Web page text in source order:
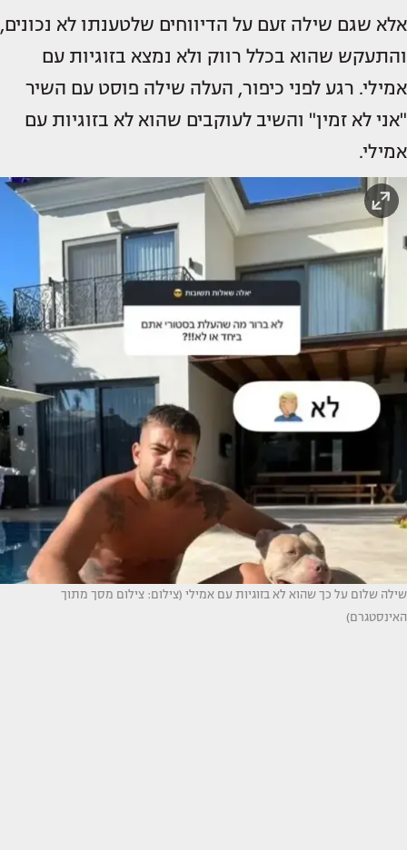
אלא שגם שילה זעם על הדיווחים שלטענתו לא נכונים,
והתעקש שהוא בכלל רווק ולא נמצא בזוגיות עם
אמילי. רגע לפני כיפור, העלה שילה פוסט עם השיר
"אני לא זמין" והשיב לעוקבים שהוא לא בזוגיות עם
אמילי.
שילה שלום על כך שהוא לא בזוגיות עם אמילי (צילום: צילום מסך מתוך
האינסטגרם)